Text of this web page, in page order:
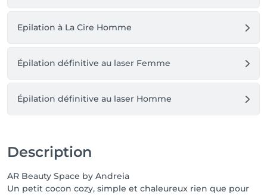
Epilation à La Cire Homme
Épilation définitive au laser Femme
Épilation définitive au laser Homme
Description
AR Beauty Space by Andreia
Un petit cocon cozy, simple et chaleureux rien que pour